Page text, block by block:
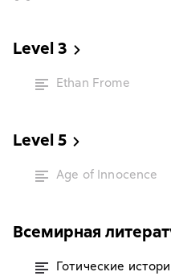
Level 3
Ethan Frome
Level 5
Age of Innocence
Всемирная
Готические